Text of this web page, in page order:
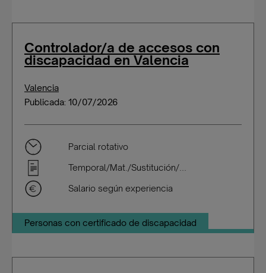
Controlador/a de accesos con
discapacidad en Valencia
Valencia
Publicada: 10/07/2026
Parcial rotativo
Temporal/Mat./Sustitución/...
Salario según experiencia
Personas con certificado de discapacidad